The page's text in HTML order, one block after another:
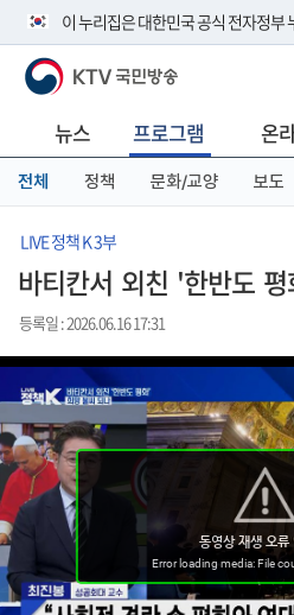
이 누리집은 대한민국 공식 전자정부
공식 누리집 주소 확인하기
니다.
이밖에 or.kr 또는 .kr등 다른 도메인
서 도메인 주소를 확인해 보세요
KTV 국민방송
뉴스 프로그램 온
전체 정책 문화/교양 보도
LIVE 정책 K 3부
바티칸서 외친 '한반도
등록일 : 2026.06.16 17:31